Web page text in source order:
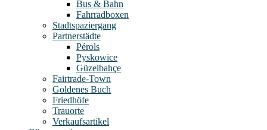
Bus & Bahn
Fahrradboxen
Stadtspaziergang
Partnerstädte
Pérols
Pyskowice
Güzelbahçe
Fairtrade-Town
Goldenes Buch
Friedhöfe
Trauorte
Verkaufsartikel